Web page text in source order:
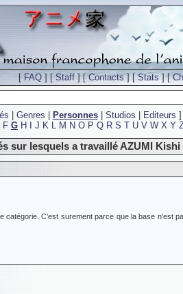
[FAQ ] [Staff ] [Contacts] [Stats] [
Genres Personnes| Studios Editeurs ]
F G H J K L M N O P Q R S T U V W X Y
sur lesquels a travaillé AZUMI Kishi
catégorie. C'est surement parce que la base n'est